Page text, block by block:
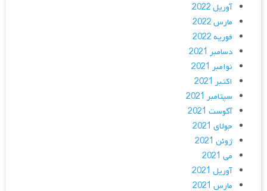
آوریل 2022
مارس 2022
فوریه 2022
دسامبر 2021
نوامبر 2021
اکتبر 2021
سپتامبر 2021
آگوست 2021
جولای 2021
ژوئن 2021
می 2021
آوریل 2021
مارس 2021